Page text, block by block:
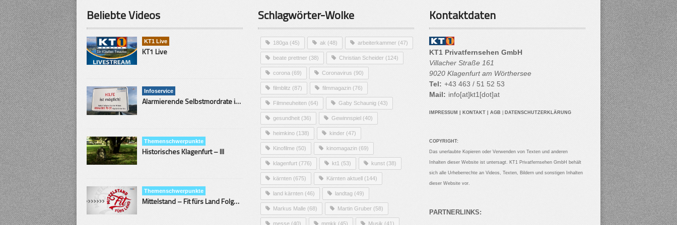
Beliebte Videos
KT1 Live
KT1 Live
Infoservice
Alarmierende Selbstmordrate in Kärnten
Themenschwerpunkte
Historisches Klagenfurt – III
Themenschwerpunkte
Mittelstand – Fit fürs Land Folge 9- Konditor
Schlagwörter-Wolke
180ga (45) ak (48) arbeiterkammer (47)
beate prettner (38) Christian Scheider (124)
corona (69) Coronavirus (90)
filmblitz (87) filmmagazin (76)
Filmneuheiten (64) Gaby Schaunig (43)
gesundheit (36) Gewinnspiel (40)
heimkino (138) kinder (47)
Kinofilme (50) kinomagazin (69)
klagenfurt (776) kt1 (53) kunst (38)
kärnten (675) Kärnten aktuell (144)
land kärnten (46) landtag (49)
Markus Malle (68) Martin Gruber (58)
messe (40) mmkk (45) Musik (41)
Kontaktdaten
KT1 Privatfernsehen GmbH
Villacher Straße 161
9020 Klagenfurt am Wörthersee
Tel: +43 463 / 51 52 53
Mail: info[at]kt1[dot]at
IMPRESSUM KONTAKT AGB DATENSCHUTZERKLÄRUNG
COPYRIGHT:
Das unerlaubte Kopieren oder Verwenden von Texten und anderen
Inhalten dieser Website ist untersagt. KT1 Privatfernsehen GmbH behält
sich alle Urheberrechte an Videos, Texten, Bildern und sonstigen Inhalten
dieser Website vor.
PARTNERLINKS: